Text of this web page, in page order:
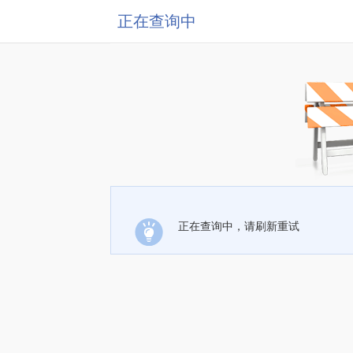
正在查询中
正在查询中，请刷新重试